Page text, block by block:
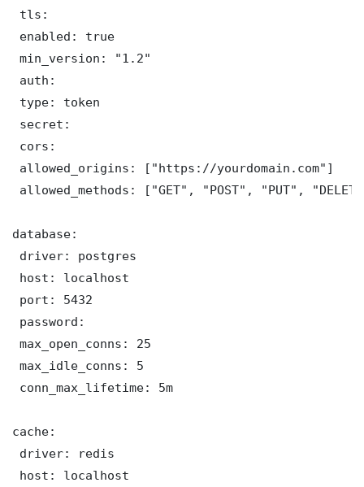
tls:
enabled: true
min_version: "1.2"
auth:
type: token
secret:
cors:
allowed_origins: ["https://yourdomain.com"]
allowed_methods: ["GET", "POST", "PUT",
database:
driver: postgres
host: localhost
port: 5432
password:
max_open_conns: 25
max_idle_conns: 5
conn_max_lifetime: 5m
cache:
driver: redis
host: localhost